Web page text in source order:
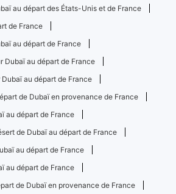
au départ des États-Unis et de France
de France
au départ de France
Dubaï au départ de France
au départ de France
de Dubaï en provenance de France
au départ de France
de Dubaï au départ de France
au départ de France
au départ de France
de Dubaï en provenance de France